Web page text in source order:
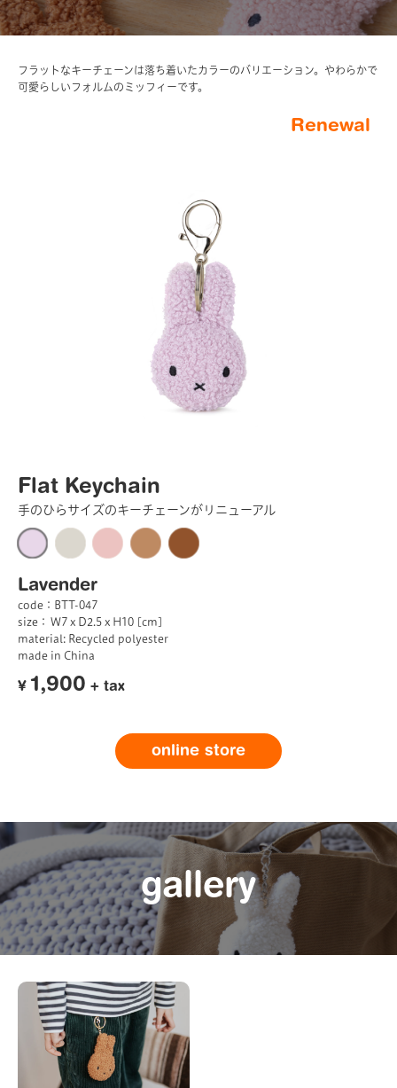
フラットなキーチェーンは落ち着いたカラーのバリエーション。やわらかで
可愛らしいフォルムのミッフィーです。
Renewal
Flat Keychain
手のひらサイズのキーチェーンがリニューアル
Lavender
code：BTT-047
size： W7 x D2.5 x H10 [cm]
material: Recycled polyester
made in China
¥ 1,900 + tax
online store
gallery